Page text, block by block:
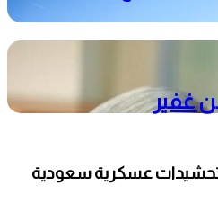
غفير
تحشيدات عسكرية سعودية